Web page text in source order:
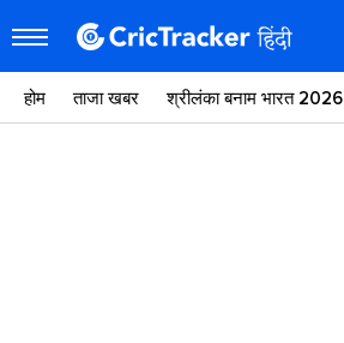
होम ताजा खबर श्रीलंका बनाम भारत 2026